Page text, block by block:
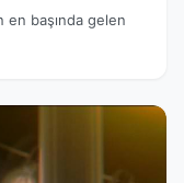
en başında gelen